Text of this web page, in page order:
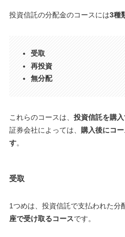
投資信託の分配金のコースには3種
受取
再投資
無分配
これらのコースは、 投資信託を購
証券会社によっては、 購入後にコ
す。
受取
1つめは、投資信託で支払われた分
座で受け取るコースです。